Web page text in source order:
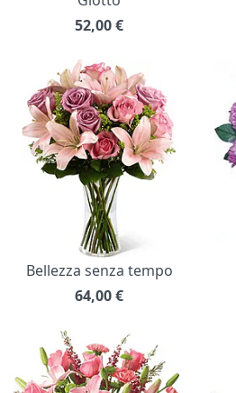
52,00€
Bellezza senza tempo
64,00€